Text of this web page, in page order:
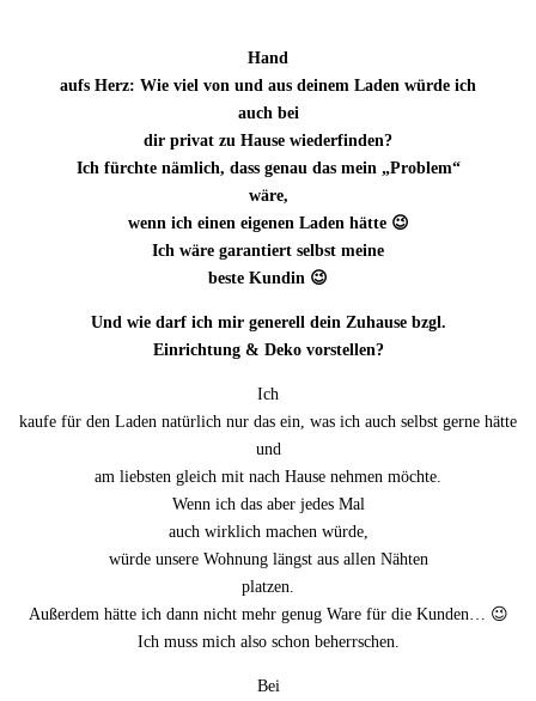
Hand
aufs Herz: Wie viel von und aus deinem Laden würde ich
auch bei
dir privat zu Hause wiederfinden?
Ich fürchte nämlich, dass genau das mein „Problem“
wäre,
wenn ich einen eigenen Laden hätte 😉
Ich wäre garantiert selbst meine
beste Kundin 😉
Und wie darf ich mir generell dein Zuhause bzgl.
Einrichtung & Deko vorstellen?
Ich
kaufe für den Laden natürlich nur das ein, was ich auch selbst gerne hätte
und
am liebsten gleich mit nach Hause nehmen möchte.
Wenn ich das aber jedes Mal
auch wirklich machen würde,
würde unsere Wohnung längst aus allen Nähten
platzen.
Außerdem hätte ich dann nicht mehr genug Ware für die Kunden… 😉
Ich muss mich also schon beherrschen.
Bei